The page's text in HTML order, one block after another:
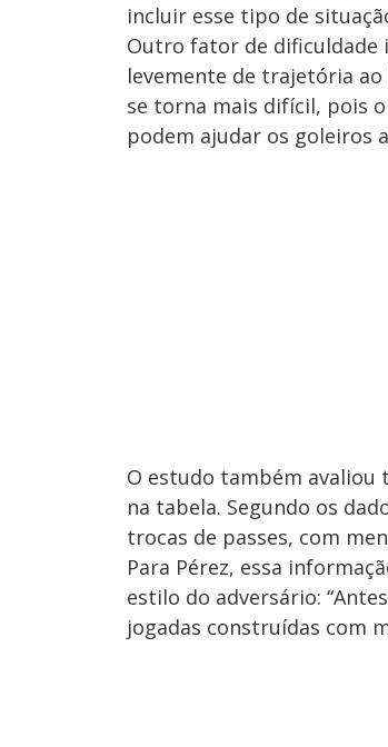
incluir esse tipo de
Outro fator de dificuldade
levemente de trajetória ao
se torna mais difícil, pois
podem ajudar os goleiros
O estudo também avaliou
na tabela. Segundo os
trocas de passes, com
Para Pérez, essa
estilo do adversário:
jogadas construídas com